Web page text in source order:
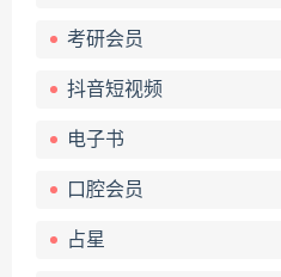
考研会员
抖音短视频
电子书
口腔会员
占星